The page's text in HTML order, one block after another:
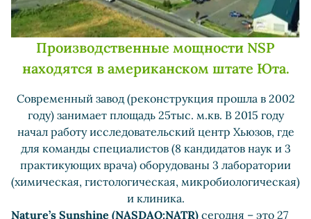
Производственные мощности NSP
находятся в американском штате Юта.
Современный завод (реконструкция прошла в 2002
году) занимает площадь 25тыс. м.кв. В 2015 году
начал работу исследовательский центр Хьюзов, где
для команды специалистов (8 кандидатов наук и 3
практикующих врача) оборудованы 3 лаборатории
(химическая, гистологическая, микробиологическая)
и клиника.
Nature’s Sunshine (NASDAQ:NATR) сегодня – это 27